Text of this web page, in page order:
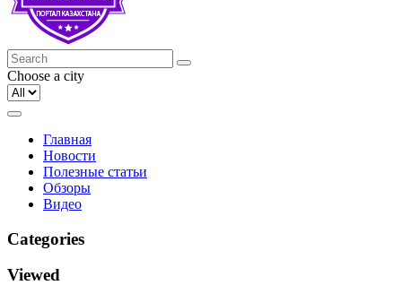
Choose a city
Главная
Новости
Полезные статьи
Обзоры
Видео
Categories
Viewed